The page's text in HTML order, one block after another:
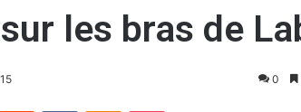
les bras de
0